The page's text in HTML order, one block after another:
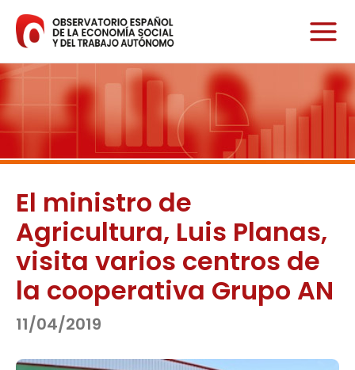
contenido
El ministro de
Agricultura, Luis Planas,
visita varios centros de
la cooperativa Grupo AN
11/04/2019